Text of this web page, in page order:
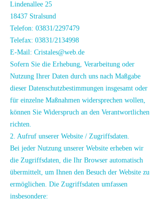
Lindenallee 25
18437 Stralsund
Telefon: 03831/2297479
Telefax: 03831/2134998
E-Mail: Cristales@web.de
Sofern Sie die Erhebung, Verarbeitung oder
Nutzung Ihrer Daten durch uns nach Maßgabe
dieser Datenschutzbestimmungen insgesamt oder
für einzelne Maßnahmen widersprechen wollen,
können Sie Widerspruch an den Verantwortlichen
richten.
2. Aufruf unserer Website / Zugriffsdaten.
Bei jeder Nutzung unserer Website erheben wir
die Zugriffsdaten, die Ihr Browser automatisch
übermittelt, um Ihnen den Besuch der Website zu
ermöglichen. Die Zugriffsdaten umfassen
insbesondere: